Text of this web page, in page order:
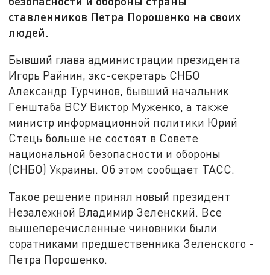
ставленников Петра Порошенко на своих
людей.
Бывший глава администрации президента
Игорь Райнин, экс-секретарь СНБО
Александр Турчинов, бывший начальник
Генштаба ВСУ Виктор Муженко, а также
министр информационной политики Юрий
Стець больше не состоят в Совете
национальной безопасности и обороны
(СНБО) Украины. Об этом сообщает ТАСС.
Такое решение принял новый президент
Незалежной Владимир Зеленский. Все
вышеперечисленные чиновники были
соратниками предшественника Зеленского -
Петра Порошенко.